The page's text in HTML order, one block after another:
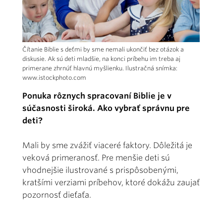
Čítanie Biblie s deťmi by sme nemali ukončiť bez otázok a
diskusie. Ak sú deti mladšie, na konci príbehu im treba aj
primerane zhrnúť hlavnú myšlienku. Ilustračná snímka:
www.istockphoto.com
Ponuka rôznych spracovaní Biblie je v
súčasnosti široká. Ako vybrať správnu pre
deti?
Mali by sme zvážiť viaceré faktory. Dôležitá je
veková primeranosť. Pre menšie deti sú
vhodnejšie ilustrované s prispôsobenými,
kratšími verziami príbehov, ktoré dokážu zaujať
pozornosť dieťaťa.